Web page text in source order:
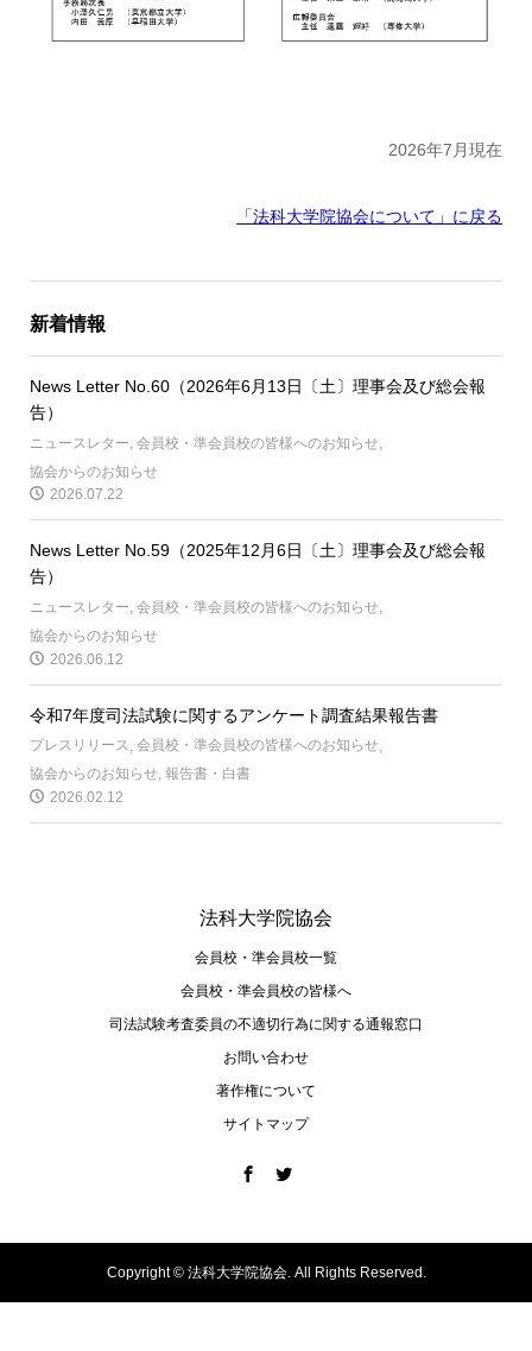
2026年7月現在
「法科大学院協会について」に戻る
新着情報
News Letter No.60（2026年6月13日〔土〕理事会及び総会報
告）
ニュースレター, 会員校・準会員校の皆様へのお知らせ,
協会からのお知らせ
2026.07.22
News Letter No.59（2025年12月6日〔土〕理事会及び総会報
告）
ニュースレター, 会員校・準会員校の皆様へのお知らせ,
協会からのお知らせ
2026.06.12
令和7年度司法試験に関するアンケート調査結果報告書
プレスリリース 会員校・準会員校の皆様へのお知らせ
協会からのお知らせ, 報告書・白書
2026.02.12
法科大学院協会
会員校・準会員校一覧
会員校・準会員校の皆様へ
司法試験考査委員の不適切⾏為に関する通報窓⼝
お問い合わせ
著作権について
サイトマップ
Copyright ©法科大学院協会. All Rights Reserved.